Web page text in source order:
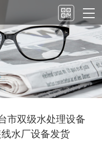
市双级水处理设备
水厂设备发货